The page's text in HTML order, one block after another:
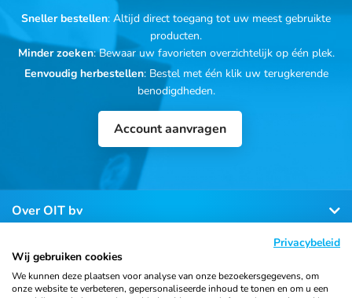
Sneller bestellen: Altijd direct toegang tot uw meest gebruikte
producten.
Minder zoeken: Bewaar uw favorieten overzichtelijk op één plek.
Eenvoudig herbestellen: Bestel met één klik uw terugkerende
benodigdheden.
Account aanvragen
Over OIT bv
Klantenservice
Privacybeleid
Wij gebruiken cookies
We kunnen deze plaatsen voor analyse van onze bezoekersgegevens, om
onze website te verbeteren, gepersonaliseerde inhoud te tonen en om u een